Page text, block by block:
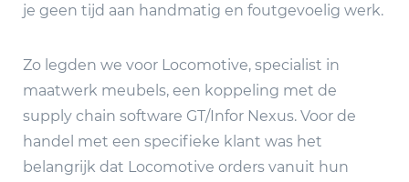
je geen tijd aan handmatig en foutgevoelig werk.
Zo legden we voor Locomotive, specialist in
maatwerk meubels, een koppeling met de
supply chain software GT/Infor Nexus. Voor de
handel met een specifieke klant was het
belangrijk dat Locomotive orders vanuit hun